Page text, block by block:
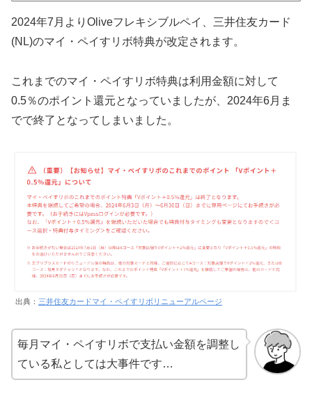
2024年7月よりOliveフレキシブルペイ、三井住友カード
(NL)のマイ・ペイすリボ特典が改定されます。
これまでのマイ・ペイすリボ特典は利用金額に対して
0.5％のポイント還元となっていましたが、2024年6月ま
でで終了となってしまいました。
出典： 三井住友カードマイ・ペイすリボリニューアルページ
毎月マイ・ペイすリボで支払い金額を調整し
ている私としては大事件です…